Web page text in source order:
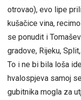
otrovao), evo lipe
kušačice vina,
se ponudit i
gradove, Rijeku,
To i ne bi bila loša
hvalospjeva samoj
gubitnika mogla za